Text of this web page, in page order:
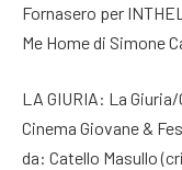
Fornasero per
Me Home di Simone
LA GIURIA: La
Cinema Giovane &
da: Catello Masullo